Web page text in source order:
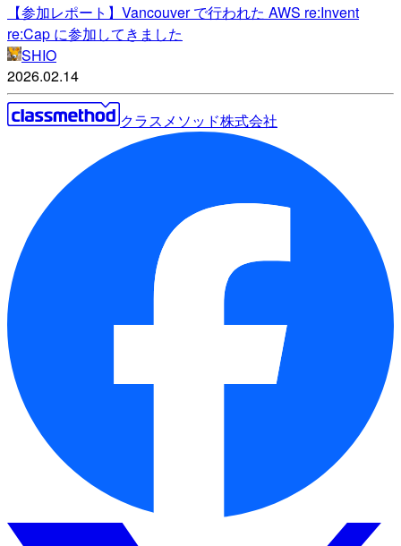
【参加レポート】Vancouver で行われた AWS re:Invent
re:Cap に参加してきました
SHIO
2026.02.14
クラスメソッド株式会社